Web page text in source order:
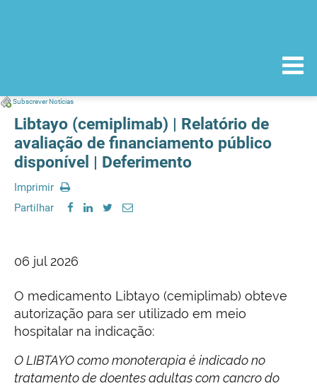
Subscrever Notícias
Libtayo (cemiplimab) | Relatório de
avaliação de financiamento público
disponível | Deferimento
Imprimir
Partilhar
06 jul 2026
O medicamento Libtayo (cemiplimab) obteve
autorização para ser utilizado em meio
hospitalar na indicação:
O LIBTAYO como monoterapia é indicado no
tratamento de doentes adultas com cancro do